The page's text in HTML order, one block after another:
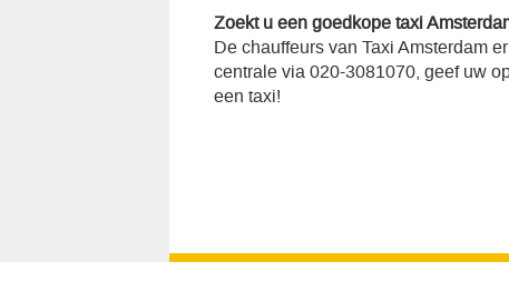
Zoekt u een goedkope taxi
De chauffeurs van Taxi Amsterdam
centrale via 020-3081070, geef uw
een taxi!